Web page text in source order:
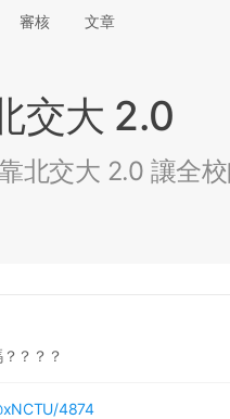
審核 文章
交大 2.0
北交大 2.0 讓全
？？？
xNCTU/4874